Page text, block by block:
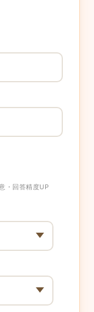
・回答精度UP